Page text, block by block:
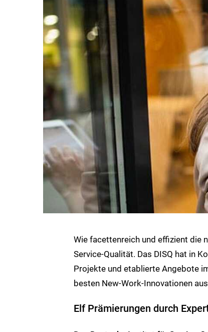
Wie facettenreich und effizient die
Service-Qualität. Das DISQ hat in
Projekte und etablierte Angebote
besten New-Work-Innovationen
Elf Prämierungen durch